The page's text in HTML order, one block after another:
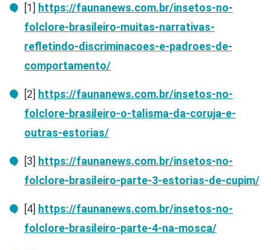
[1] https://faunanews.com.br/insetos-no-
folclore-brasileiro-muitas-narrativas-
refletindo-discriminacoes-e-padroes-de-
comportamento/
[2] https://faunanews.com.br/insetos-no-
folclore-brasileiro-o-talisma-da-coruja-e-
outras-estorias/
[3] https://faunanews.com.br/insetos-no-
folclore-brasileiro-parte-3-estorias-de-cupim/
[4] https://faunanews.com.br/insetos-no-
folclore-brasileiro-parte-4-na-mosca/